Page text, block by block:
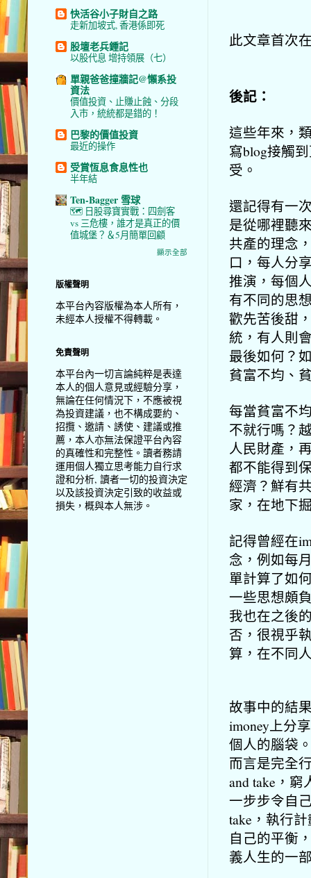
此文章首次
後記：
這些年來，
寫blog接觸
受。
還記得有一
是從哪裡聽
共產的理念
口，每人分
推演，每個
有不同的思
歡先苦後甜
統，有人則
最後如何？
貧富不均、
每當貧富不
不就行嗎？
人民財產，
都不能得到
經濟？鮮有
家，在地下
記得曾經在
念，例如每
單計算了如
一些思想頗
我也在之後
否，很視乎
算，在不同
故事中的結
imoney上分
個人的腦袋
而言是完全
and take，
一步步令自
take，執行
自己的平衡
義人生的一
快活谷小子財自之路
走新加坡式, 香港係即死
股壇老兵鍾記
以股代息 增持領展（七）
單親爸爸撞牆記@懶系投
資法
價值投資、止賺止蝕、分段
入市，統統都是錯的！
巴黎的價值投資
最近的操作
受賞恆息食息性也
半年結
Ten-Bagger 雪球
🗺️ 日股尋寶實戰：四劍客
vs 三危樓，誰才是真正的價
值城堡？＆5月簡單回顧
顯示全部
版權聲明
本平台內容版權為本人所有，
未經本人授權不得轉載。
免責聲明
本平台內一切言論純粹是表達
本人的個人意見或經驗分享，
無論在任何情況下，不應被視
為投資建議，也不構成要約、
招攬、邀請、誘使、建議或推
薦，本人亦無法保證平台內容
的真確性和完整性。讀者務請
運用個人獨立思考能力自行求
證和分析, 讀者一切的投資決定
以及該投資決定引致的收益或
損失，概與本人無涉。